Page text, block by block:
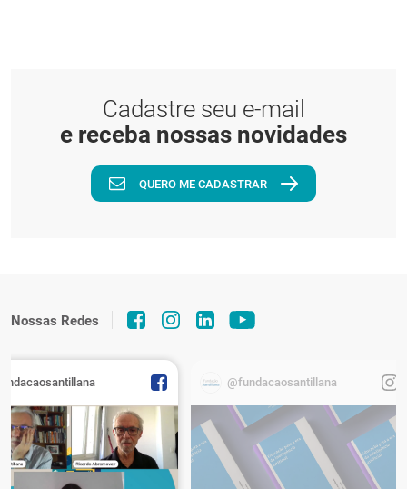
Cadastre seu e-mail
e receba nossas novidades
QUERO ME CADASTRAR
Nossas Redes
@fundacaosantillana